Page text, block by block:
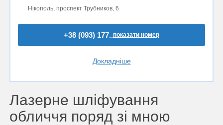
Нікополь, проспект Трубников, 6
+38 (093) 177..показати номер
Докладніше
Лазерне шліфування
обличчя поряд зі мною